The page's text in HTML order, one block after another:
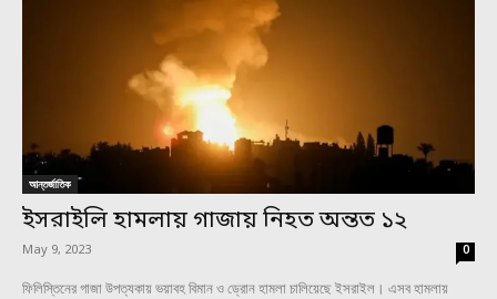
আন্তর্জাতিক
ইসরাইলি হামলায় গাজায় নিহত অন্তত ১২
May 9, 2023 0
ফিলিস্তিনের গাজা উপত্যকায় ভয়াবহ বিমান ও ড্রোন হামলা চালিয়েছে ইসরাইল। এসব হামলায়